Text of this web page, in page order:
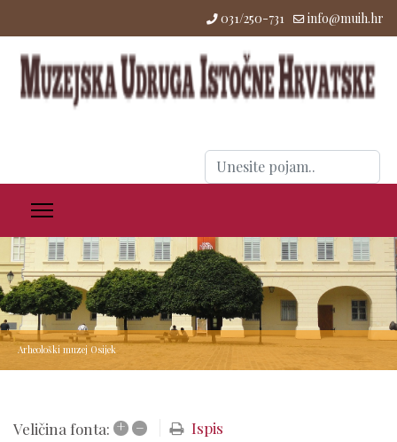
031/250-731 info@muih.hr
Traži
...
Arheološki muzej Osijek
Veličina fonta: + – Ispis